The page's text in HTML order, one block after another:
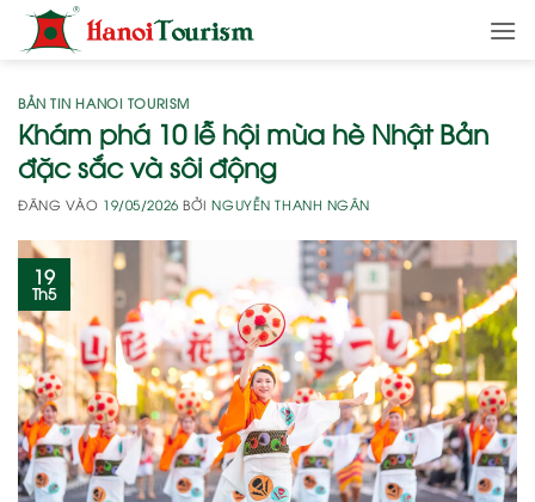
qua
dungBẢN TIN HANOI TOURISM
Khám phá 10 lễ hội mùa hè Nhật Bản
đặc sắc và sôi động
ĐĂNG VÀO 19/05/2026 BỞINGUYỄN THANH NGÂN
19
Th5